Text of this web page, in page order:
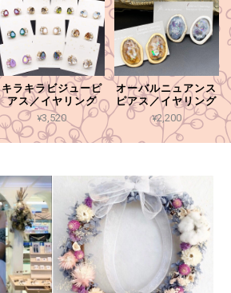
キラキラビジューピ
アス／イヤリング
¥3,520
オーバルニュアンス
ピアス／イヤリング
¥2,200